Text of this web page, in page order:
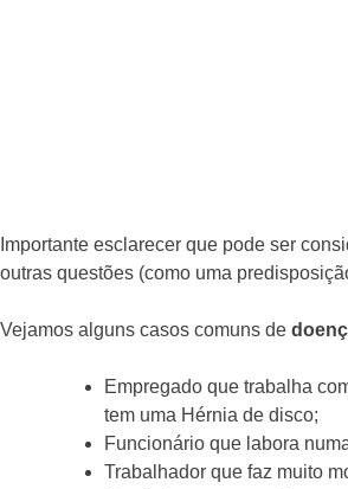
Importante esclarecer que pode ser
outras questões (como uma
Vejamos alguns casos comuns de
Empregado que trabalha
tem uma Hérnia de disco;
Funcionário que labora
Trabalhador que faz muito